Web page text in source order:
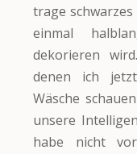
trage
einmal
dekorieren
denen ich
Wäsche
unsere
habe nicht